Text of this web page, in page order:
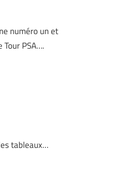
numéro un et
PSA….
tableaux…